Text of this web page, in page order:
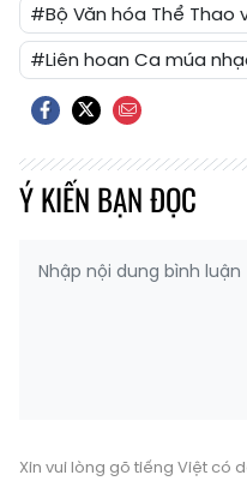
#Bộ Văn hóa Thể Thao
#Liên hoan Ca múa
Ý KIẾN BẠN ĐỌC
Xin vui lòng gõ tiếng Việt có